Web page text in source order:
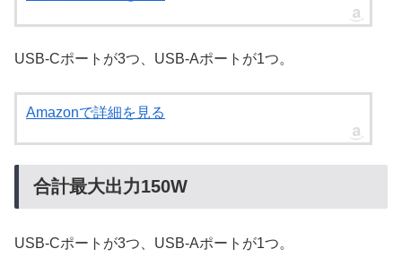
USB-Cポートが3つ、USB-Aポートが1つ。
Amazonで詳細を見る
合計最大出力150W
USB-Cポートが3つ、USB-Aポートが1つ。